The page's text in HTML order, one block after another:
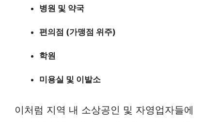
병원 및 약국
편의점 (가맹점 위주)
학원
미용실 및 이발소
이처럼 지역 내 소상공인 및 자영업자들에